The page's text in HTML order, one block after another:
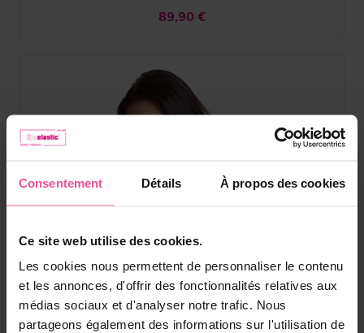
Consentement Détails À propos des cookies
Ce site web utilise des cookies.
Les cookies nous permettent de personnaliser le contenu
et les annonces, d'offrir des fonctionnalités relatives aux
médias sociaux et d'analyser notre trafic. Nous
partageons également des informations sur l'utilisation de
89,90 €